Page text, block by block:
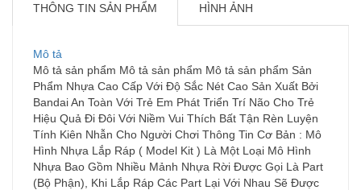
THÔNG TIN SẢN PHẨM HÌNH ẢNH
Mô tả
Mô tả sản phẩm Mô tả sản phẩm Mô tả sản phẩm Sản
Phẩm Nhựa Cao Cấp Với Độ Sắc Nét Cao Sản Xuất Bởi
Bandai An Toàn Với Trẻ Em Phát Triển Trí Não Cho Trẻ
Hiệu Quả Đi Đôi Với Niềm Vui Thích Bất Tận Rèn Luyện
Tính Kiên Nhẫn Cho Người Chơi Thông Tin Cơ Bản : Mô
Hình Nhựa Lắp Ráp ( Model Kit ) Là Một Loại Mô Hình
Nhựa Bao Gồm Nhiều Mảnh Nhựa Rời Được Gọi Là Part
(Bộ Phận), Khi Lắp Ráp Các Part Lại Với Nhau Sẽ Được